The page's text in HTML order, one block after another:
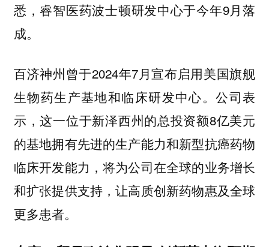
悉，睿智医药波士顿研发中心于今年9月落
成。
百济神州曾于2024年7月宣布启用美国旗舰
生物药生产基地和临床研发中心。公司表
示，这一位于新泽西州的总投资额8亿美元
的基地拥有先进的生产能力和新型抗癌药物
临床开发能力，将为公司在全球的业务增长
和扩张提供支持，让高质创新药物惠及全球
更多患者。